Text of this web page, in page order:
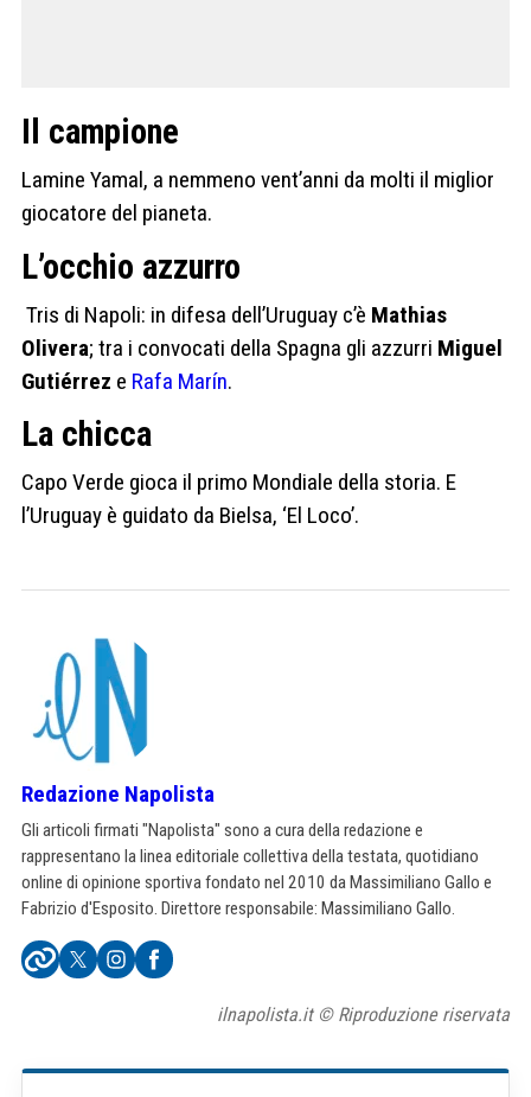
Il campione
Lamine Yamal, a nemmeno vent’anni da molti il miglior
giocatore del pianeta.
L’occhio azzurro
Tris di Napoli: in difesa dell’Uruguay c’è Mathias
Olivera; tra i convocati della Spagna gli azzurri Miguel
Gutiérrez e Rafa Marín.
La chicca
Capo Verde gioca il primo Mondiale della storia. E
l’Uruguay è guidato da Bielsa, ‘El Loco’.
Redazione Napolista
Gli articoli firmati "Napolista" sono a cura della redazione e
rappresentano la linea editoriale collettiva della testata, quotidiano
online di opinione sportiva fondato nel 2010 da Massimiliano Gallo e
Fabrizio d'Esposito. Direttore responsabile: Massimiliano Gallo.
ilnapolista.it © Riproduzione riservata